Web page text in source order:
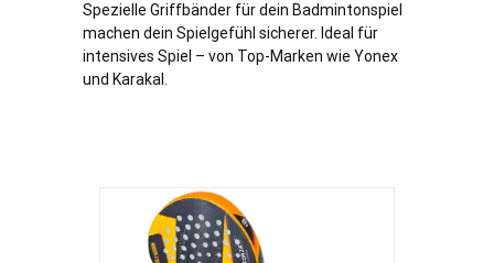
Spezielle Griffbänder für dein Badmintonspiel
machen dein Spielgefühl sicherer. Ideal für
intensives Spiel – von Top-Marken wie Yonex
und Karakal.